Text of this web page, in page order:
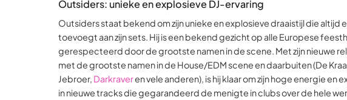
Outsiders: unieke en explosieve DJ-ervaring
Outsiders staat bekend om zijn unieke en explosieve draaistijl die altijd
toevoegt aan zijn sets. Hij is een bekend gezicht op alle Europese
gerespecteerd door de grootste namen in de scene. Met zijn nieuwe
met de grootste namen in de House/EDM scene en daarbuiten (De
Jebroer, Darkraveren vele anderen), is hij klaar om zijn hoge energie en
in nieuwe tracks die gegarandeerd de menigte in clubs over de hele
5
based
on
ratings